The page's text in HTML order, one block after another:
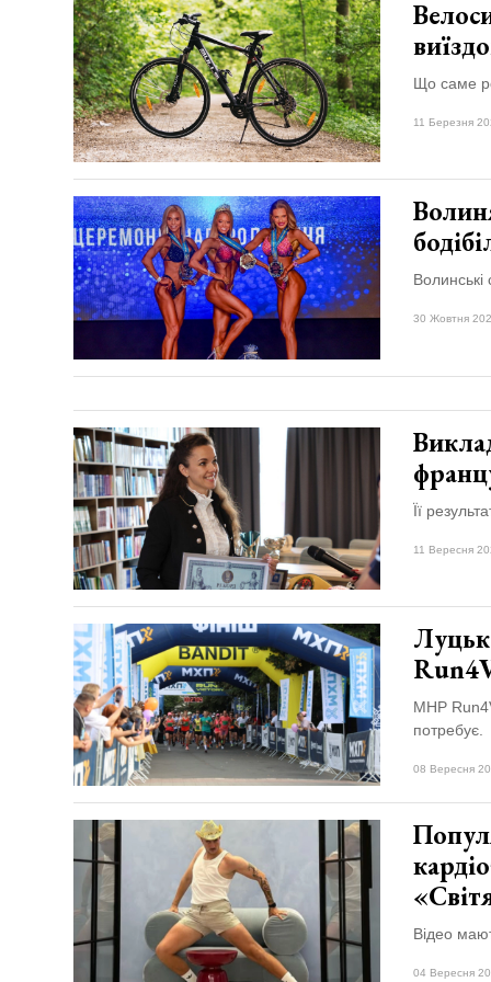
Що саме
11 Березня
Волинські
30 Жовтня
Її
11 Вересня
Луцьк
MHP
потребує.
08 Вересня
Відео
04 Вересня